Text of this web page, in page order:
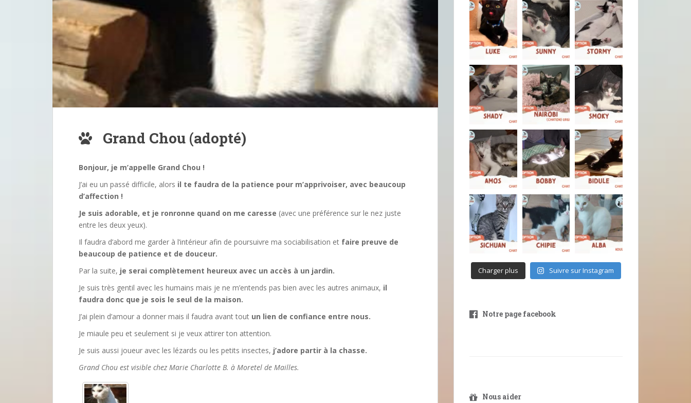
Grand Chou (adopté)
Bonjour, je m’appelle Grand Chou !
J’ai eu un passé difficile, alors il te faudra de la patience pour m’apprivoiser, avec beaucoup
d’affection !
Je suis adorable, et je ronronne quand on me caresse (avec une préférence sur le nez juste
entre les deux yeux).
Il faudra d’abord me garder à l’intérieur afin de poursuivre ma sociabilisation et faire preuve de
beaucoup de patience et de douceur.
Par la suite, je serai complètement heureux avec un accès à un jardin.
Je suis très gentil avec les humains mais je ne m’entends pas bien avec les autres animaux, il
faudra donc que je sois le seul de la maison.
J’ai plein d’amour a donner mais il faudra avant tout un lien de confiance entre nous.
Je miaule peu et seulement si je veux attirer ton attention.
Je suis aussi joueur avec les lézards ou les petits insectes, j’adore partir à la chasse.
Grand Chou est visible chez Marie Charlotte B. à Moretel de Mailles.
Charger plus Suivre sur Instagram
Notre page facebook
Nous aider